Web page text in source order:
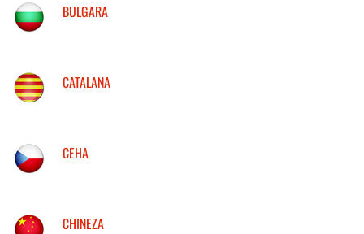
BULGARA
CATALANA
CEHA
CHINEZA